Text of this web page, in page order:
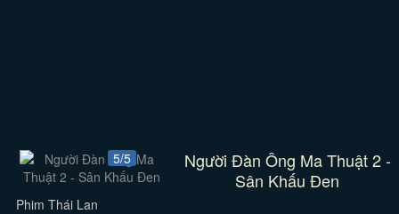
5/5
Người Đàn Ông Ma Thuật 2 -
Sân Khấu Đen
Phim Thái Lan